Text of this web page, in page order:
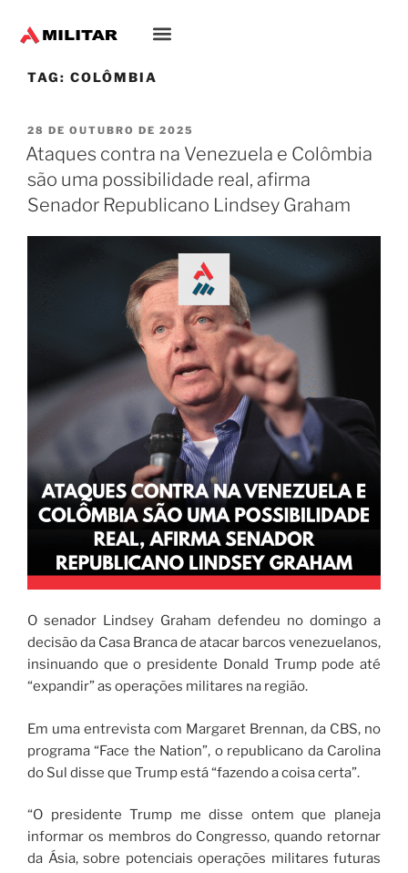
TAG: COLÔMBIA
28 DE OUTUBRO DE 2025
Ataques contra na Venezuela e Colômbia
são uma possibilidade real, afirma
Senador Republicano Lindsey Graham
O senador Lindsey Graham defendeu no domingo a
decisão da Casa Branca de atacar barcos venezuelanos,
insinuando que o presidente Donald Trump pode até
“expandir” as operações militares na região.
Em uma entrevista com Margaret Brennan, da CBS, no
programa “Face the Nation”, o republicano da Carolina
do Sul disse que Trump está “fazendo a coisa certa”.
“O presidente Trump me disse ontem que planeja
informar os membros do Congresso, quando retornar
da Ásia, sobre potenciais operações militares futuras